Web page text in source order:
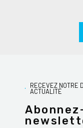
RECEVEZ NOTRE
ACTUALITÉ